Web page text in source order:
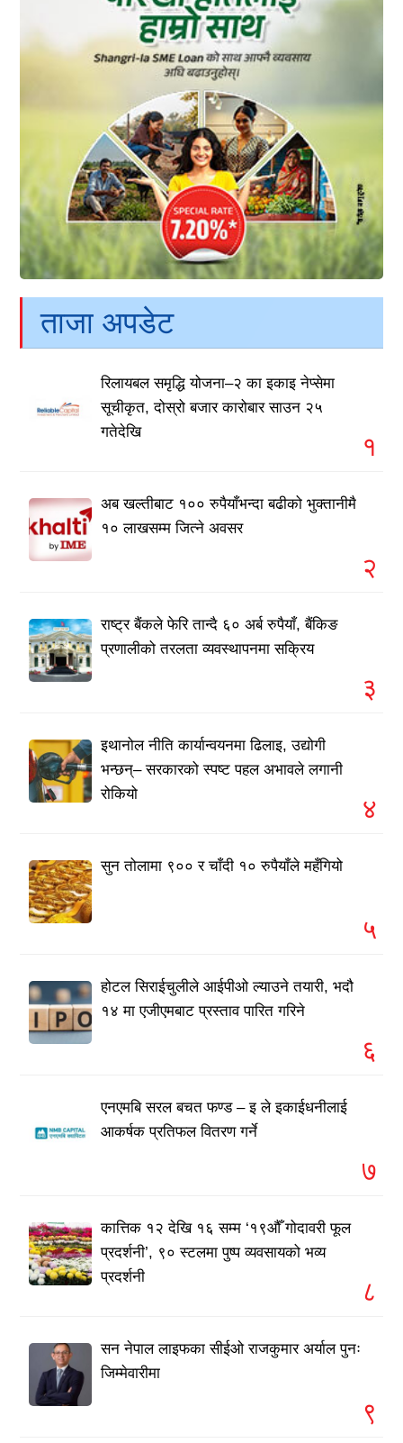
ताजा अपडेट
रिलायबल समृद्धि योजना–२ का इकाइ नेप्सेमा
सूचीकृत, दोस्रो बजार कारोबार साउन २५
गतेदेखि
१
अब खल्तीबाट १०० रुपैयाँभन्दा बढीको भुक्तानीमै
१० लाखसम्म जित्ने अवसर
२
राष्ट्र बैंकले फेरि तान्दै ६० अर्ब रुपैयाँ, बैंकिङ
प्रणालीको तरलता व्यवस्थापनमा सक्रिय
३
इथानोल नीति कार्यान्वयनमा ढिलाइ, उद्योगी
भन्छन्– सरकारको स्पष्ट पहल अभावले लगानी
रोकियो
४
सुन तोलामा ९०० र चाँदी १० रुपैयाँले महँगियो
५
होटल सिराईचुलीले आईपीओ ल्याउने तयारी, भदौ
१४ मा एजीएमबाट प्रस्ताव पारित गरिने
६
एनएमबि सरल बचत फण्ड – इ ले इकाईधनीलाई
आकर्षक प्रतिफल वितरण गर्ने
७
कात्तिक १२ देखि १६ सम्म ‘१९औँ गोदावरी फूल
प्रदर्शनी’, ९० स्टलमा पुष्प व्यवसायको भव्य
प्रदर्शनी
८
सन नेपाल लाइफका सीईओ राजकुमार अर्याल पुनः
जिम्मेवारीमा
९